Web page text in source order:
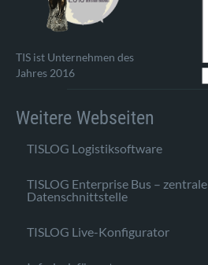
TIS ist Unternehmen des
Jahres 2016
Weitere Webseiten
TISLOG Logistiksoftware
TISLOG Enterprise Bus – zentrale
Datenschnittstelle
TISLOG Live-Konfigurator